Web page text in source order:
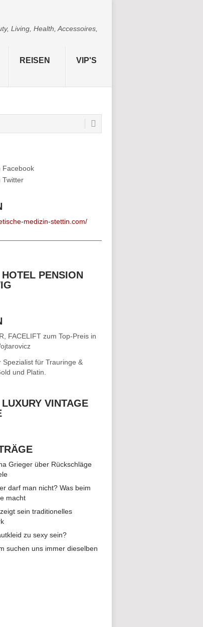
Living, Health, Accessoires,
REISEN VIP'S
PENSION
FACELIFT zum Top-Preis in
Spezialist für Trauringe &
und Platin.
VINTAGE
Grieger über Rückschläge
darf man nicht? Was beim
macht
sein traditionelles
zu sexy sein?
suchen uns immer dieselben